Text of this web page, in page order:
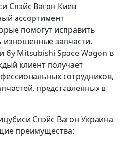
Спэйс Вагон Киев
ассортимент
помогут исправить
изношенные запчасти.
бу Mitsubishi Space Wagon в
клиент получает
сотрудников,
представленных в
Спэйс Вагон Украина
преимущества: